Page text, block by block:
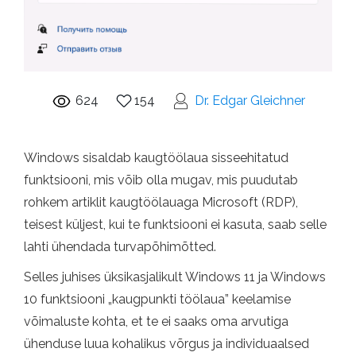
624 154 Dr. Edgar Gleichner
Windows sisaldab kaugtöölaua sisseehitatud
funktsiooni, mis võib olla mugav, mis puudutab
rohkem artiklit kaugtöölauaga Microsoft (RDP),
teisest küljest, kui te funktsiooni ei kasuta, saab selle
lahti ühendada turvapõhimõtted.
Selles juhises üksikasjalikult Windows 11 ja Windows
10 funktsiooni „kaugpunkti töölaua” keelamise
võimaluste kohta, et te ei saaks oma arvutiga
ühenduse luua kohalikus võrgus ja individuaalsed